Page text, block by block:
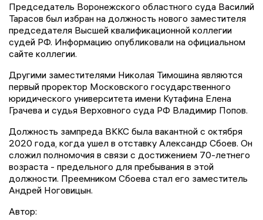
Председатель Воронежского областного суда Василий
Тарасов был избран на должность нового заместителя
председателя Высшей квалификационной коллегии
судей РФ. Информацию опубликовали на официальном
сайте коллегии.
Другими заместителями Николая Тимошина являются
первый проректор Московского государственного
юридического университета имени Кутафина Елена
Грачева и судья Верховного суда РФ Владимир Попов.
Должность зампреда ВККС была вакантной с октября
2020 года, когда ушел в отставку Александр Сбоев. Он
сложил полномочия в связи с достижением 70-летнего
возраста - предельного для пребывания в этой
должности. Преемником Сбоева стал его заместитель
Андрей Ноговицын.
Автор: